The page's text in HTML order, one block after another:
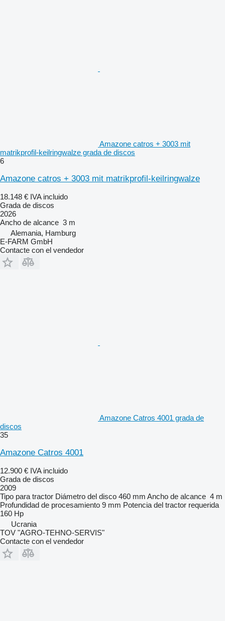
Amazone catros + 3003 mit
matrikprofil-keilringwalze grada de discos
6
Amazone catros + 3003 mit matrikprofil-keilringwalze
18.148 € IVA incluido
Grada de discos
2026
Ancho de alcance 3 m
Alemania, Hamburg
E-FARM GmbH
Contacte con el vendedor
Amazone Catros 4001 grada de
discos
35
Amazone Catros 4001
12.900 € IVA incluido
Grada de discos
2009
Tipo para tractor Diámetro del disco 460 mm Ancho de alcance 4 m
Profundidad de procesamiento 9 mm Potencia del tractor requerida
160 Hp
Ucrania
TOV "AGRO-TEHNO-SERVIS"
Contacte con el vendedor